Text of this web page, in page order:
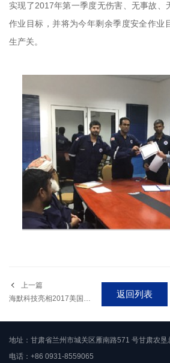
实现了2017年第一季度无伤害、无事故、
作业目标，并将为今年剩余季度安全作业
生产关。
上一篇
海默科技亮相2017美国国际石油展（OTC）
返回列表
地址：甘肃省兰州市城关区雁南路571 号甘肃农垦
电话：+86 0931-8559065